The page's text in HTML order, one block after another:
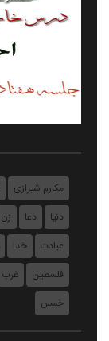
مکارم شیرازی
دنیا
دعا زن
عبادت
خدا
فلسطین
غرب
خمس